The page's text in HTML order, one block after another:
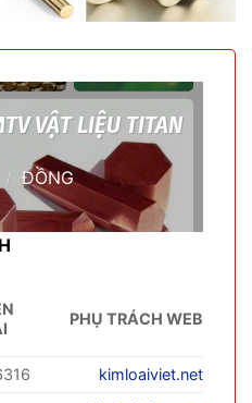
VẬT LIỆU TITAN
/ ĐỒNG
PHỤ TRÁCH WEB
kimloaiviet.net